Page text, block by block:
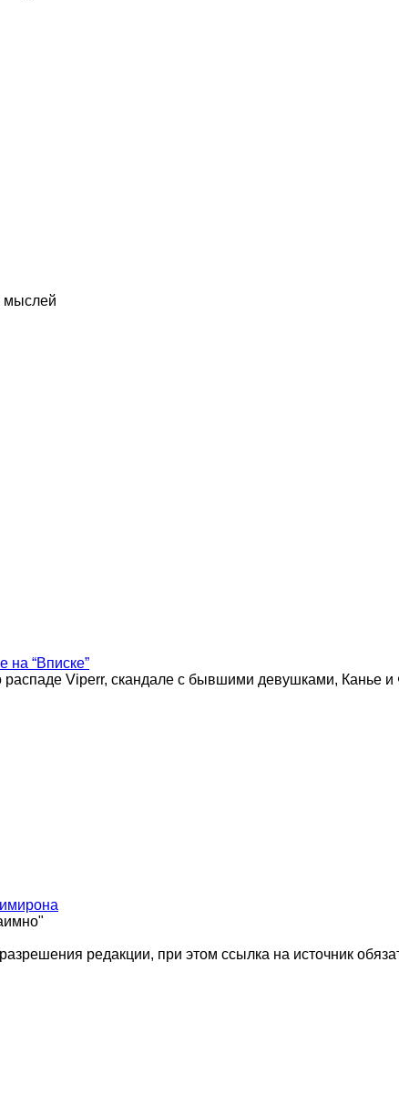
мыслей
на “Вписке”
распаде Viperr, скандале с бывшими девушками, Канье
редакции, при этом ссылка на источник